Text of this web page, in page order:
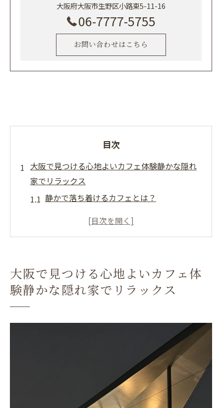
大阪府大阪市生野区小路東5-11-16
06-7777-5755
お問い合わせはこちら
目次
大阪で見つける心地よいカフェ体験静かな隠れ
家でリラックス
静かで落ち着けるカフェとは？
リラックスできる空間の秘密
大阪で見つけるあなただけの隠れ家
リラックスのためのカフェ選び
喧騒を忘れる大阪の隠れ家カフェでコーヒーと
コーヒーがもたらす癒しのひととき
日常を忘れるためのカフェ空間
コーヒーと共に過ごす穏やかな時間
大阪府内の静かなカフェスポット
大阪で見つける心地よいカフェ体
験静かな隠れ家でリラックス